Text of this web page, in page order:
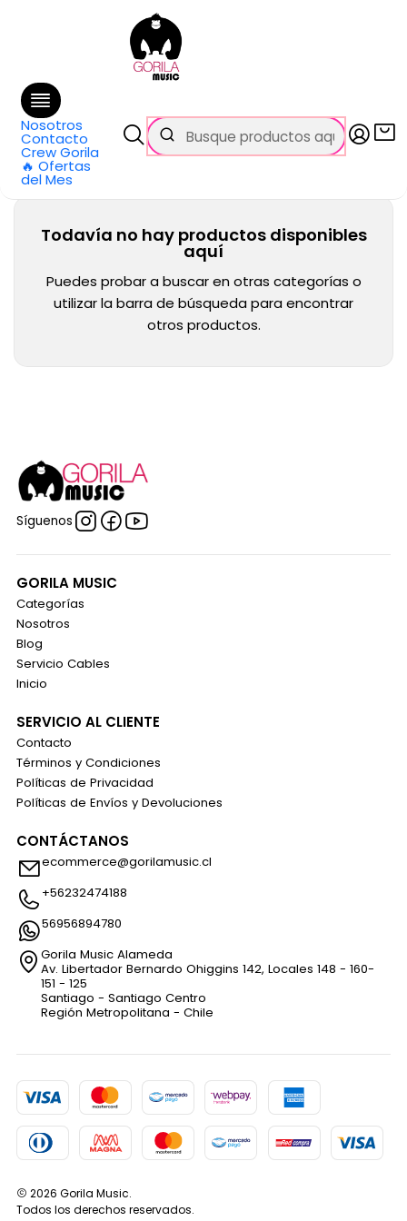
Nosotros
Contacto
Crew Gorila
🔥 Ofertas
del Mes
GRATIS
en Santiago y $99.990 en Regiones
Categorías Bajos
Combos
Todavía no hay productos disponibles
aquí
Puedes probar a buscar en otras categorías o
utilizar la barra de búsqueda para encontrar
otros productos.
Síguenos
GORILA MUSIC
Categorías
Nosotros
Blog
Servicio Cables
Inicio
SERVICIO AL CLIENTE
Contacto
Términos y Condiciones
Políticas de Privacidad
Políticas de Envíos y Devoluciones
CONTÁCTANOS
ecommerce@gorilamusic.cl
+56232474188
56956894780
Gorila Music Alameda
Av. Libertador Bernardo Ohiggins 142, Locales 148 - 160-
151 - 125
Santiago - Santiago Centro
Región Metropolitana - Chile
2026 Gorila Music.
Todos los derechos reservados.